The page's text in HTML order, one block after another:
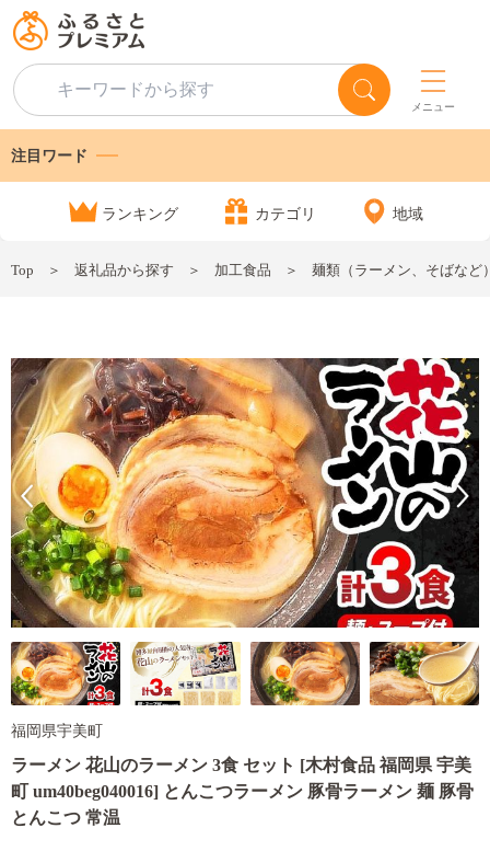
メニュー
注目ワード
ランキング カテゴリ 地域
Top 返礼品から探す 加工食品 麺類（ラーメン、そばなど
福岡県宇美町
ラーメン 花山のラーメン 3食 セット [木村食品 福岡県 宇美
町 um40beg040016] とんこつラーメン 豚骨ラーメン 麺 豚骨
とんこつ 常温